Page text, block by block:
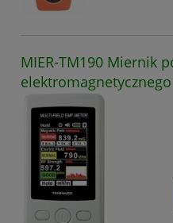
MIER-TM190 Miernik
elektromagnetycznego